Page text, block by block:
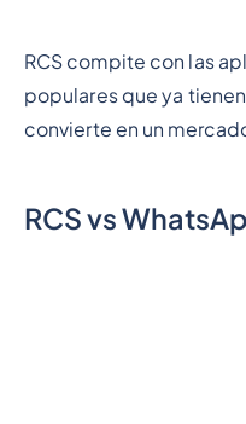
RCS compite con las
populares que ya
convierte en un
RCS vs